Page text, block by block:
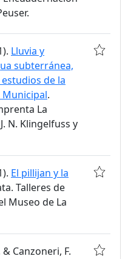
Lluvia y
subterránea,
de la
.
La
N. Klingelfuss y
El pillijan y la
Talleres de
Museo de La
& Canzoneri, F.